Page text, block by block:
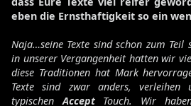
eben die Ernsthaftigkeit so ein
Naja…seine Texte sind schon zum
in unserer Vergangenheit hatten wir
diese Traditionen hat Mark
Texte sind zwar anders, verleihen
typischenAcceptTouch. Wir